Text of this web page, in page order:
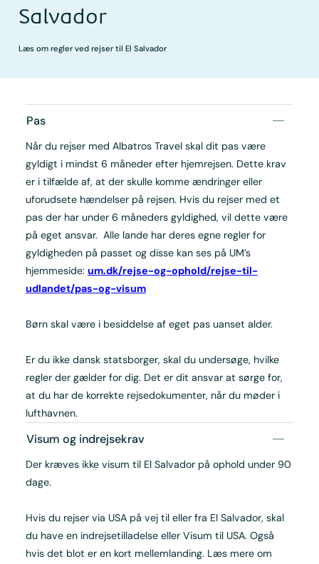
Salvador
Læs om regler ved rejser til El Salvador
Pas
Når du rejser med Albatros Travel skal dit pas være
gyldigt i mindst 6 måneder efter hjemrejsen. Dette krav
er i tilfælde af, at der skulle komme ændringer eller
uforudsete hændelser på rejsen. Hvis du rejser med et
pas der har under 6 måneders gyldighed, vil dette være
på eget ansvar. Alle lande har deres egne regler for
gyldigheden på passet og disse kan ses på UM’s
hjemmeside: um.dk/rejse-og-ophold/rejse-til-
udlandet/pas-og-visum
Børn skal være i besiddelse af eget pas uanset alder.
Er du ikke dansk statsborger, skal du undersøge, hvilke
regler der gælder for dig. Det er dit ansvar at sørge for,
at du har de korrekte rejsedokumenter, når du møder i
lufthavnen.
Visum og indrejsekrav
Der kræves ikke visum til El Salvador på ophold under 90
dage.
Hvis du rejser via USA på vej til eller fra El Salvador, skal
du have en indrejsetilladelse eller Visum til USA. Også
hvis det blot er en kort mellemlanding. Læs mere om